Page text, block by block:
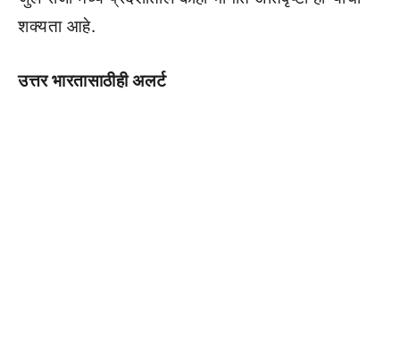
शक्यता आहे.
उत्तर भारतासाठीही अलर्ट